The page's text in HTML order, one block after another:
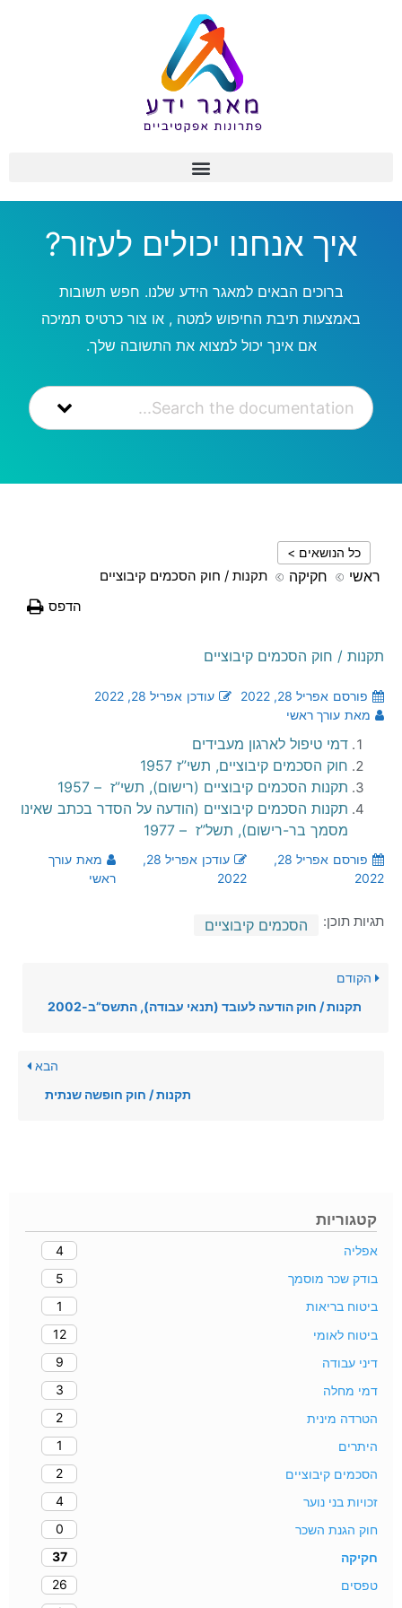
איך אנחנו יכולים לעזור?
ברוכים הבאים למאגר הידע שלנו. חפש תשובות
באמצעות תיבת החיפוש למטה , או צור כרטיס תמיכה
אם אינך יכול למצוא את התשובה שלך.
כל הנושאים >
ראשי חקיקה
תקנות / חוק הסכמים קיבוציים
הדפס
תקנות / חוק הסכמים קיבוציים
פורסם אפריל 28, 2022 עודכן אפריל 28, 2022
מאת עורך ראשי
דמי טיפול לארגון מעבידים
חוק הסכמים קיבוציים, תשי”ז 1957
תקנות הסכמים קיבוציים (רישום), תשי”ז – 1957
תקנות הסכמים קיבוציים (הודעה על הסדר בכתב שאינו
מסמך בר-רישום), תשל”ז – 1977
פורסם
אפריל 28,
2022
עודכן
אפריל 28,
2022
מאת עורך
ראשי
תגיות תוכן: הסכמים קיבוציים
הקודם
תקנות / חוק הודעה לעובד (תנאי עבודה), התשס”ב-2002
הבא
תקנות / חוק חופשה שנתית
קטגוריות
אפליה
4
בודק שכר מוסמך
5
ביטוח בריאות
1
ביטוח לאומי
12
דיני עבודה
9
דמי מחלה
3
הטרדה מינית
2
היתרים
1
הסכמים קיבוציים
2
זכויות בני נוער
4
חוק הגנת השכר
0
חקיקה
37
טפסים
26